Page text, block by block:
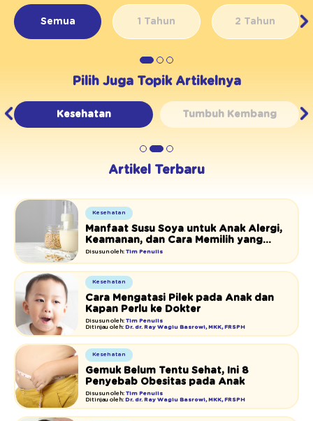
Semua 1 Tahun 2 Tahun
Pilih Juga Topik Artikelnya
Kesehatan Tumbuh Kembang
Artikel Terbaru
Kesehatan
Manfaat Susu Soya untuk Anak Alergi,
Keamanan, dan Cara Memilih yang
Tepat
Disusun oleh: Tim Penulis
Kesehatan
Cara Mengatasi Pilek pada Anak dan
Kapan Perlu ke Dokter
Disusun oleh: Tim Penulis
Ditinjau oleh: Dr. dr. Ray Wagiu Basrowi, MKK, FRSPH
Kesehatan
Gemuk Belum Tentu Sehat, Ini 8
Penyebab Obesitas pada Anak
Disusun oleh: Tim Penulis
Ditinjau oleh: Dr. dr. Ray Wagiu Basrowi, MKK, FRSPH